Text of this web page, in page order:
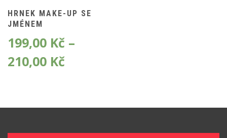
HRNEK MAKE-UP SE
JMÉNEM
199,00 Kč –
210,00 Kč